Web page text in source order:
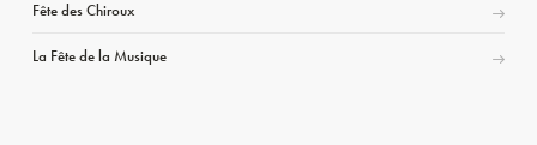
Fête des Chiroux
La Fête de la Musique